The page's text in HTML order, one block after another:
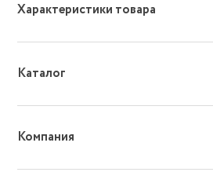
Характеристики товара
Каталог
Компания